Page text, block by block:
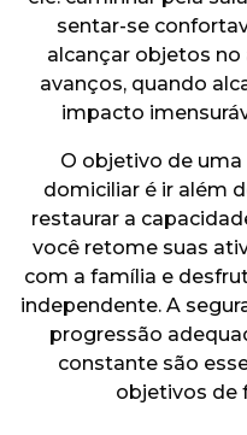
sentar-se
alcançar objetos no
avanços, quando
impacto
O objetivo de
domiciliar é ir além
restaurar a
você retome suas
com a família e
independente. A
progressão
constante são
objetivos de